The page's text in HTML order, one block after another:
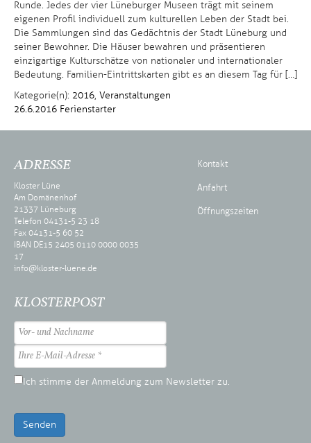
Runde. Jedes der vier Lüneburger Museen trägt mit seinem
eigenen Profil individuell zum kulturellen Leben der Stadt bei.
Die Sammlungen sind das Gedächtnis der Stadt Lüneburg und
seiner Bewohner. Die Häuser bewahren und präsentieren
einzigartige Kulturschätze von nationaler und internationaler
Bedeutung. Familien-Eintrittskarten gibt es an diesem Tag für […]
Kategorie(n): 2016, Veranstaltungen
26.6.2016 Ferienstarter
ADRESSE
Kloster Lüne
Am Domänenhof
21337 Lüneburg
Telefon 04131-5 23 18
Fax 04131-5 60 52
IBAN DE15 2405 0110 0000 0035
17
info@kloster-luene.de
Kontakt
Anfahrt
Öffnungszeiten
KLOSTERPOST
Ich stimme der Anmeldung zum Newsletter zu.
Senden